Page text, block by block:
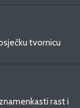
tvornicu
rast i